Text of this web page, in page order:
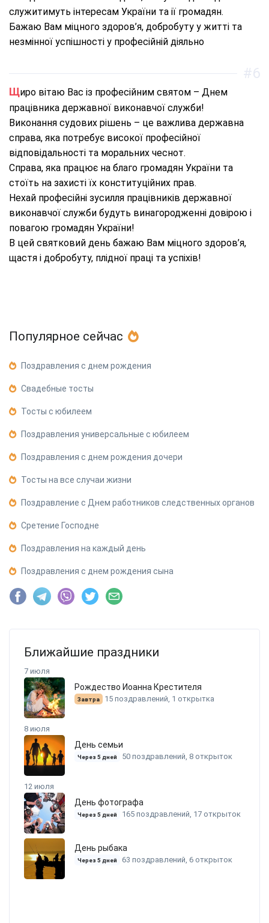
служитимуть інтересам України та ії громадян.
Бажаю Вам міцного здоров’я, добробуту у житті та
незмінної успішності у професійній діяльно
Щиро вітаю Вас із професійним святом – Днем
працівника державної виконавчої служби!
Виконання судових рішень – це важлива державна
справа, яка потребує високої професійної
відповідальності та моральних чеснот.
Справа, яка працює на благо громадян України та
стоїть на захисті їх конституційних прав.
Нехай професійні зусилля працівників державної
виконавчої служби будуть винагородженні довірою і
повагою громадян України!
В цей святковий день бажаю Вам міцного здоров’я,
щастя і добробуту, плідної праці та успіхів!
#6
Популярное сейчас
Поздравления с днем рождения
Свадебные тосты
Тосты с юбилеем
Поздравления универсальные с юбилеем
Поздравления с днем рождения дочери
Тосты на все случаи жизни
Поздравление с Днем работников следственных органов
Сретение Господне
Поздравления на каждый день
Поздравления с днем рождения сына
Ближайшие праздники
7 июля
Рождество Иоанна Крестителя
Завтра 15 поздравлений, 1 открытка
8 июля
День семьи
Через 5 дней 50 поздравлений, 8 открыток
12 июля
День фотографа
Через 5 дней 165 поздравлений, 17 открыток
День рыбака
Через 5 дней 63 поздравлений, 6 открыток